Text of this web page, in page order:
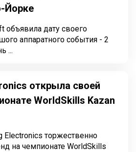
Йорке
объявила дату своего
аппаратного события - 2
...
открыла своей
WorldSkills Kazan
Electronics торжественно
на чемпионате WorldSkills